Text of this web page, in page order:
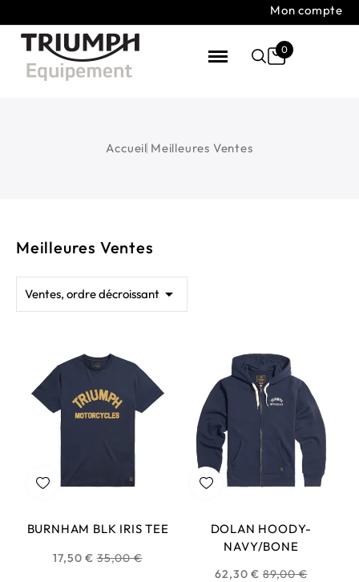
Mon compte
0
Accueil Meilleures Ventes
Meilleures Ventes
Ventes, ordre décroissant 
BURNHAM BLK IRIS TEE
17,50 € Prix
35,00 €
DOLAN HOODY-
NAVY/BONE
62,30 € Prix
89,00 €